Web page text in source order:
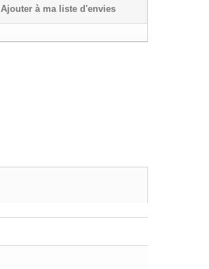
Ajouter à ma liste d'envies